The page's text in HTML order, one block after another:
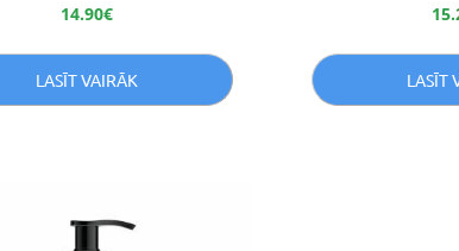
14.90€
LASĪT VAIRĀK LASĪT